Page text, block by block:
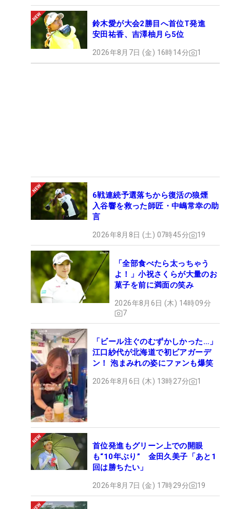
鈴木愛が大会2勝目へ首位T発進
安田祐香、吉澤柚月ら5位
2026年8月7日 (金) 16時14分 1
6戦連続予選落ちから復活の狼煙
入谷響を救った師匠・中嶋常幸の助
言
2026年8月8日 (土) 07時45分 19
「全部食べたら太っちゃう
よ！」小祝さくらが大量のお
菓子を前に満面の笑み
2026年8月6日 (木) 14時09分
7
「ビール注ぐのむずかしかった…」
江口紗代が北海道で初ビアガーデ
ン！ 泡まみれの姿にファンも爆笑
2026年8月6日 (木) 13時27分 1
首位発進もグリーン上での開眼
も“10年ぶり” 金田久美子「あと1
回は勝ちたい」
2026年8月7日 (金) 17時29分 19